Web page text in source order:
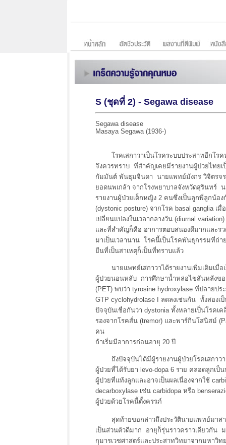
S (ชุดที่ 2) - Segawa disease
Segawa disease
Masaya Segawa (1936-)
โรคเสกาวาเป็นโรคระบบประสาทอีกโรค
จึงควรทราบ ที่สำคัญเคยมีรายงานผู้ป่วยไทย
กัมมันต์ พันธุมจินดา นายแพทย์มังกร วิจิตรจ
ยอดนพเกล้า จากโรงพยาบาลจังหวัดสุรินทร์
รายงานผู้ป่วยเด็กหญิง 2 คนซึ่งเป็นลูกพี่ลูกน้อง
(dystonic posture) จากโรค basal ganglia เ
เปลี่ยนแปลงในเวลากลางวัน (diurnal
และที่สำคัญก็คือ อาการตอบสนองดีมากและรว
มาเป็นเวลานาน โรคนี้เป็นโรคพันธุกรรมที่ถ่
ยีนที่เป็นสาเหตุก็เป็นที่ทราบแล้ว
นายแพทย์เสกาวาได้รายงานเพิ่มเติมเมื่อ
ผู้ป่วยนอนหลับ การศึกษาน้ำหล่อไขสันหลังของ
(PET) พบว่า tyrosine hydroxylase ที่ปลายป
GTP cyclohydrolase I ลดลงเช่นกัน ทั้งสอง
ปัจจุบันเชื่อกันว่า dystonia ทั้งหลายเป็นโรคเ
รองจากโรคสั่น (tremor) และพาร์กินโสนิสม์
คน
ถ้าเริ่มมีอาการก่อนอายุ 20 ปี
ถึงปัจจุบันได้มีผู้รายงานผู้ป่วยโรคเสกาวา
ผู้ป่วยที่ได้รับยา levo-dopa 6 ราย คลอดลูก
ผู้ป่วยที่แท้งลูกและอาจเป็นผลเนื่องจากใช้
decarboxylase เช่น carbidopa หรือ
ผู้ป่วยด้วยโรคนี้ตั้งครรภ์
สุดท้ายขอกล่าวถึงประวัตินายแพทย์มาสาย
เป็นส่วนตัวดีมาก อายุก็รุ่นราวคราวเดียวกัน
กุมารเวชศาสตร์และประสาทวิทยาจากมหาวิ